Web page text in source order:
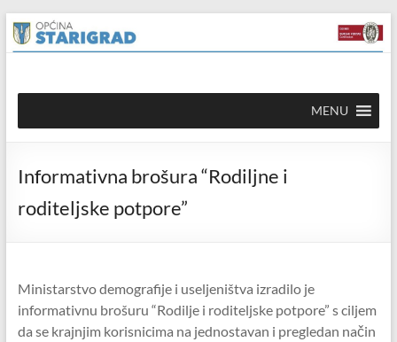
content
Skip
to
content
Općina
Starigrad
mrežna
stranica
MENU
Informativna brošura “Rodiljne i
roditeljske potpore”
Ministarstvo demografije i useljeništva izradilo je
informativnu brošuru “Rodilje i roditeljske potpore” s ciljem
da se krajnjim korisnicima na jednostavan i pregledan način